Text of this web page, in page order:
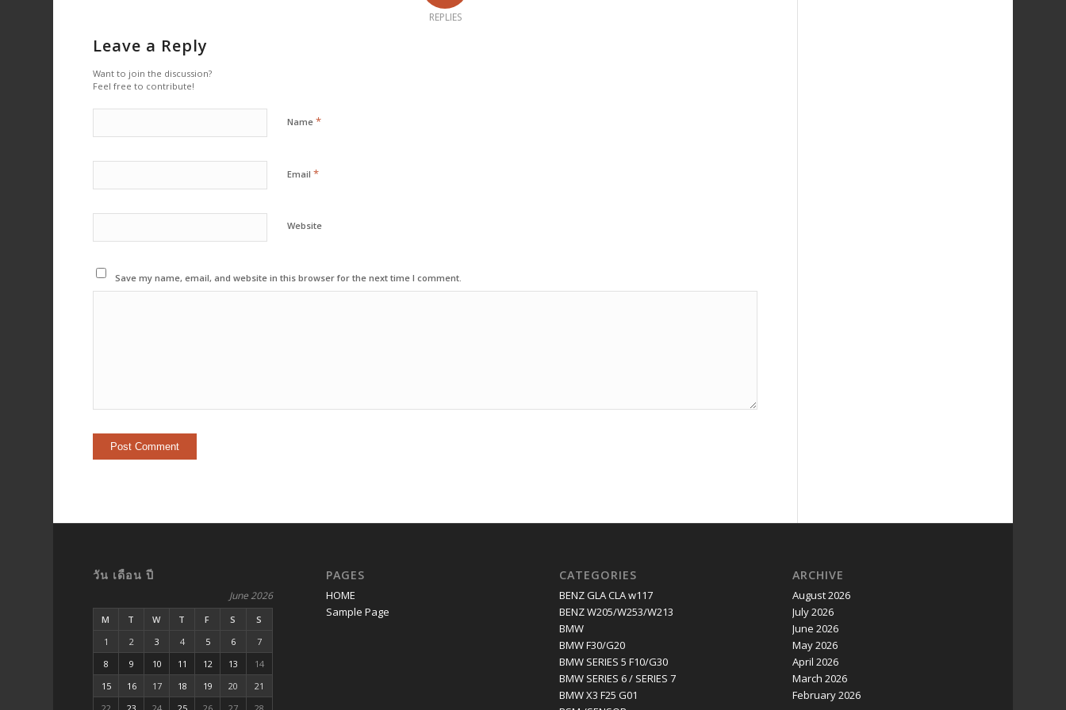
REPLIES
Leave a Reply
Want to join the discussion?
Feel free to contribute!
Name*
Email*
Website
Save my name, email, and website in this browser for the next time I comment.
วัน เดือน ปี
June 2026
M T W T F S
S
1
2 3 4 5 6
7
8
9 10 11 12 13
14
15
16 17 18 19 20
21
PAGES
HOME
Sample Page
CATEGORIES
BENZ GLA CLA w117
BENZ W205/W253/W213
BMW
BMW F30/G20
BMW SERIES 5 F10/G30
BMW SERIES 6 / SERIES 7
BMW X3 F25 G01
ARCHIVE
August 2026
July 2026
June 2026
May 2026
April 2026
March 2026
February 2026